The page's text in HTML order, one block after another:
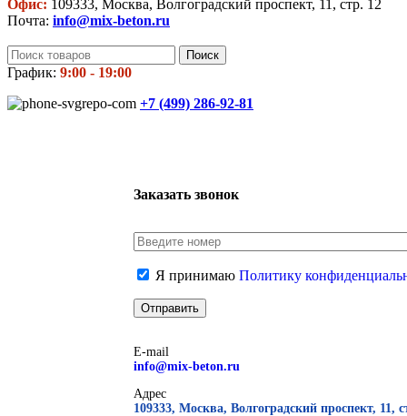
Офис: 109333, Москва, Волгоградский проспект, 11, стр. 12
Почта: info@mix-beton.ru
Поиск
График: 9:00 - 19:00
+7 (499) 286-92-81
Заказать звонок
Я принимаю Политику
E-mail
info@mix-beton.ru
Адрес
109333, Москва, Волгоградский проспект, 11,